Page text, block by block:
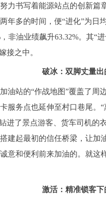
力书写着能源站点的创新篇
年多的时间，便“进化”为日
非油业绩飙升63.32%。其“
接之中。
破冰：双脚丈量
站的“作战地图”覆盖了周
服务点也延伸至村口巷尾。
进了景点游客、货车司机的
建起最初的信任桥梁，让加
意和便利前来加油的。就这
激活：精准锁客下